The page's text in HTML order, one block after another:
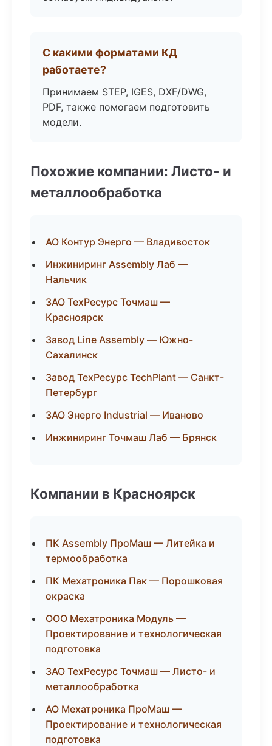
С какими форматами КД
работаете?
Принимаем STEP, IGES, DXF/DWG,
PDF, также помогаем подготовить
модели.
Похожие компании: Листо- и
металлообработка
АО Контур Энерго — Владивосток
Инжиниринг Assembly Лаб —
Нальчик
ЗАО ТехРесурс Точмаш —
Красноярск
Завод Line Assembly — Южно-
Сахалинск
Завод ТехРесурс TechPlant — Санкт-
Петербург
ЗАО Энерго Industrial — Иваново
Инжиниринг Точмаш Лаб — Брянск
Компании в Красноярск
ПК Assembly ПроМаш — Литейка и
термообработка
ПК Мехатроника Пак — Порошковая
окраска
ООО Мехатроника Модуль —
Проектирование и технологическая
подготовка
ЗАО ТехРесурс Точмаш — Листо- и
металлообработка
АО Мехатроника ПроМаш —
Проектирование и технологическая
подготовка